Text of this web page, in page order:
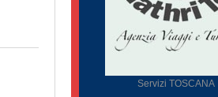
Servizi TOSCANA